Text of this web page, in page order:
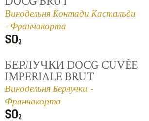
Винодельня Контади Кастальди
- Франчакорта
БЕРЛУЧКИ DOCG CUVÈE
IMPERIALE BRUT
Винодельня Берлучки -
Франчакорта